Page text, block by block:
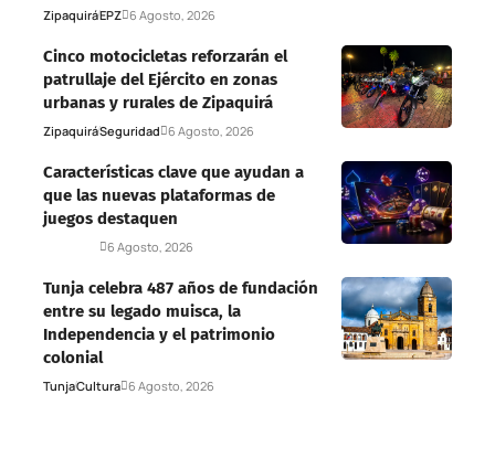
ZipaquiráEPZ 6 Agosto, 2026
Cinco motocicletas reforzarán el
patrullaje del Ejército en zonas
urbanas y rurales de Zipaquirá
ZipaquiráSeguridad 6 Agosto, 2026
Características clave que ayudan a
que las nuevas plataformas de
juegos destaquen
6 Agosto, 2026
Tunja celebra 487 años de fundación
entre su legado muisca, la
Independencia y el patrimonio
colonial
TunjaCultura 6 Agosto, 2026